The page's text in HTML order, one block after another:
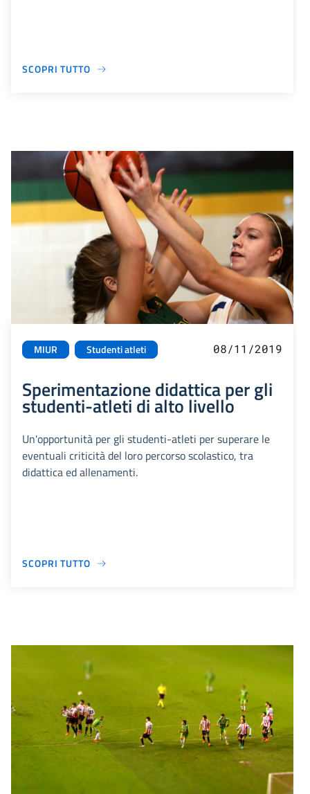
SCOPRI TUTTO
MIUR Studenti atleti 08/11/2019
Sperimentazione didattica per gli
studenti-atleti di alto livello
Un'opportunità per gli studenti-atleti per superare le
eventuali criticità del loro percorso scolastico, tra
didattica ed allenamenti.
SCOPRI TUTTO